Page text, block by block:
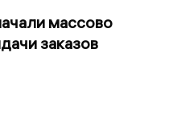
массово
заказов